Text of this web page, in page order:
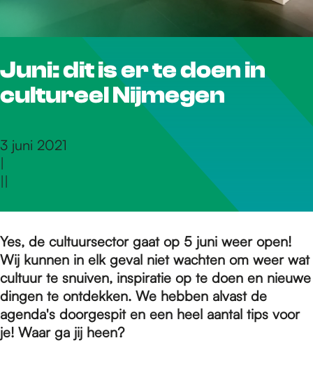
r
d
e
o
m
e
Juni: dit is er te doen in
cultureel Nijmegen
3 juni 2021
|
||
Yes, de cultuursector gaat op 5 juni weer open!
Wij kunnen in elk geval niet wachten om weer wat
cultuur te snuiven, inspiratie op te doen en nieuwe
dingen te ontdekken. We hebben alvast de
agenda's doorgespit en een heel aantal tips voor
je! Waar ga jij heen?